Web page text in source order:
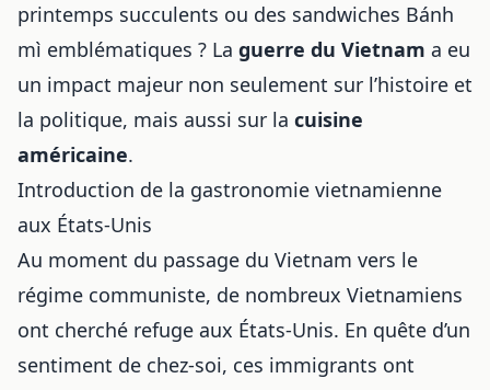
printemps succulents ou des sandwiches Bánh
mì emblématiques ? La guerre du Vietnam a eu
un impact majeur non seulement sur l’histoire et
la politique, mais aussi sur la cuisine
américaine.
Introduction de la gastronomie vietnamienne
aux États-Unis
Au moment du passage du Vietnam vers le
régime communiste, de nombreux Vietnamiens
ont cherché refuge aux États-Unis. En quête d’un
sentiment de chez-soi, ces immigrants ont